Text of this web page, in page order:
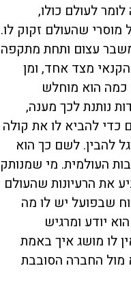
לעולם כולו,
מוסרי שהעולם זקוק לו.
עצום ותחת מתקפה
מצד אחד, ומן
הוא מוחלש
נותנת לכך מענה,
כדי להביא לו את קולה
להבין. לשם כך הוא
העולמית. מי שמנותק
את הרעיונות שהעולם
שבפועל יש לו מה
יודע ומרגיש
לו מושג איך באמת
מול החברה הסובבת